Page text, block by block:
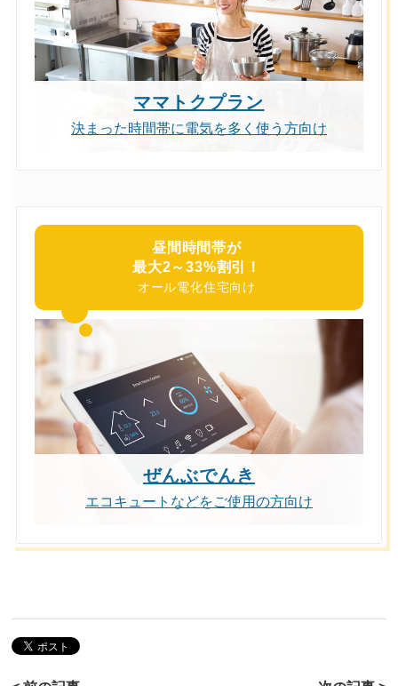
ママトクプラン
決まった時間帯に電気を多く使う方向け
昼間時間帯が
最大2～33%割引！
オール電化住宅向け
ぜんぶでんき
エコキュートなどをご使用の方向け